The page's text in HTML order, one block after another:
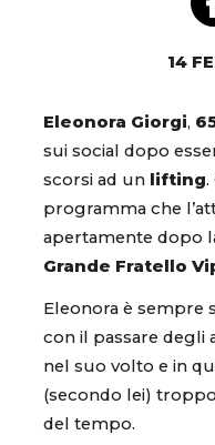
14
Eleonora Giorgi,
sui social dopo
scorsi ad un lifting.
programma che
apertamente dopo
Grande Fratello
Eleonora è sempre
con il passare degli
nel suo volto e in
(secondo lei)
del tempo.